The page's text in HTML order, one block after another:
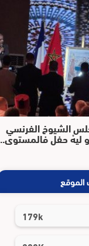
الشيوخ الفرنسي
ليهْ حفل فالمستوى..
الموقع
179k